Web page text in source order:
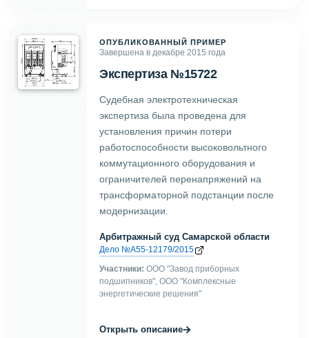
ОПУБЛИКОВАННЫЙ ПРИМЕР
Завершена в декабре 2015 года
Экспертиза №15722
Судебная электротехническая
экспертиза была проведена для
установления причин потери
работоспособности высоковольтного
коммутационного оборудования и
ограничителей перенапряжений на
трансформаторной подстанции после
модернизации.
Арбитражный суд Самарской области
Дело №А55-12179/2015
Участники: ООО "Завод приборных
подшипников", ООО "Комплексные
энергетические решения"
Открыть описание→